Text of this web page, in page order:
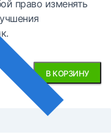
право изменять
В КОРЗИНУ